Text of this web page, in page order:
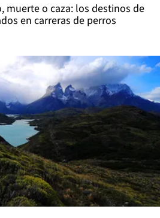
muerte o caza: los destinos de
en carreras de perros